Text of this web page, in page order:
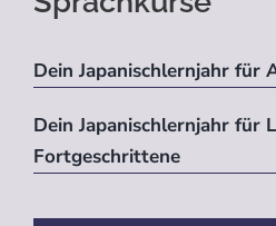
Dein Japanischlernjahr für
Dein Japanischlernjahr für
Fortgeschrittene